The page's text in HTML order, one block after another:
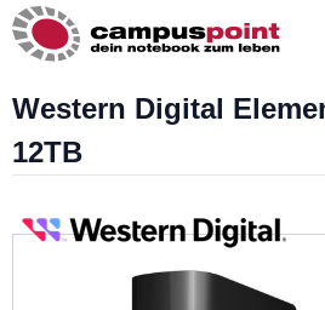
Western Digital
12TB